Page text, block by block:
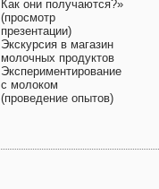
Как они получаются?»
(просмотр
презентации)
Экскурсия в магазин
молочных продуктов
Экспериментирование
с молоком
(проведение опытов)